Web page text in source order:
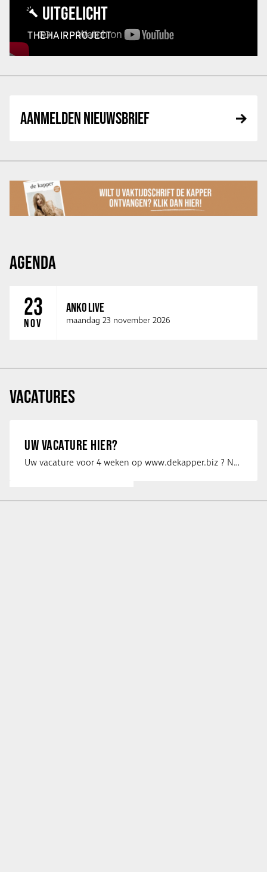
UITGELICHT
THEHAIRPROJECT
AANMELDEN NIEUWSBRIEF
AGENDA
23
NOV
ANKO LIVE
maandag 23 november 2026
VACATURES
UW VACATURE HIER?
Uw vacature voor 4 weken op www.dekapper.biz ? Neem dan contact op met Maaike …